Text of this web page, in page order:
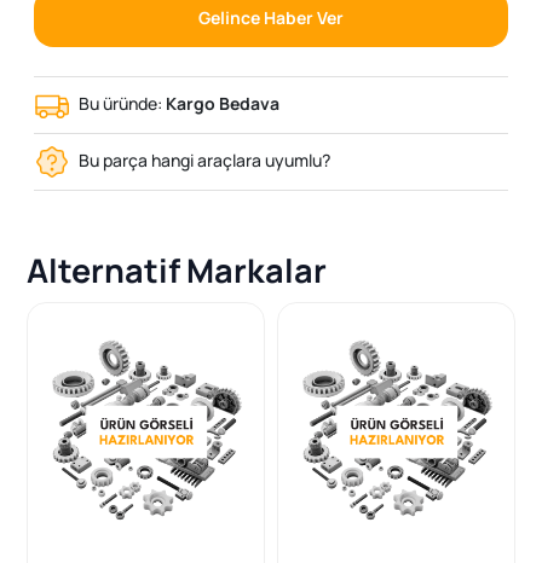
Gelince Haber Ver
Bu üründe: Kargo Bedava
Bu parça hangi araçlara uyumlu?
Alternatif Markalar